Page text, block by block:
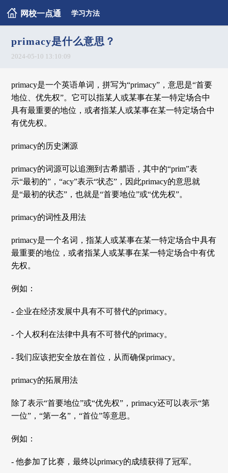
网校一点通 学习方法
primacy是什么意思？
2024-05-10 13:10:09
primacy是一个英语单词，拼写为“primacy”，意思是“首要
地位、优先权”。它可以指某人或某事在某一特定场合中
具有最重要的地位，或者指某人或某事在某一特定场合中
有优先权。
primacy的历史渊源
primacy的词源可以追溯到古希腊语，其中的“prim”表
示“最初的”，“acy”表示“状态”，因此primacy的意思就
是“最初的状态”，也就是“首要地位”或“优先权”。
primacy的词性及用法
primacy是一个名词，指某人或某事在某一特定场合中具有
最重要的地位，或者指某人或某事在某一特定场合中有优
先权。
例如：
- 企业在经济发展中具有不可替代的primacy。
- 个人权利在法律中具有不可替代的primacy。
- 我们应该把安全放在首位，从而确保primacy。
primacy的拓展用法
除了表示“首要地位”或“优先权”，primacy还可以表示“第
一位”，“第一名”，“首位”等意思。
例如：
- 他参加了比赛，最终以primacy的成绩获得了冠军。